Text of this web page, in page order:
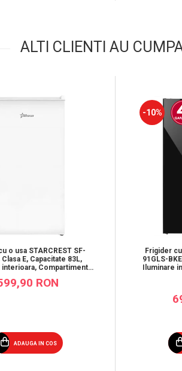
ALTI CLIENTI AU
o usa STARCREST SF-
Clasa E, Capacitate 83L,
interioara, Compartiment
RON
ADAUGA IN COS
-10%
Frigider
91GLS-
Iluminare